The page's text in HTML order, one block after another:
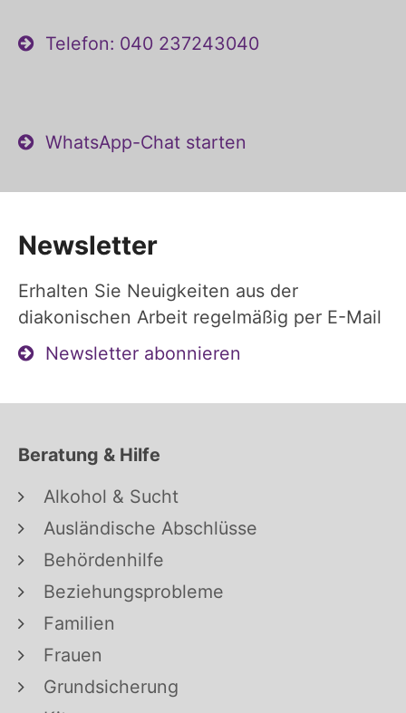
Telefon: 040 237243040
WhatsApp-Chat starten
Newsletter
Erhalten Sie Neuigkeiten aus der
diakonischen Arbeit regelmäßig per E-Mail
Newsletter abonnieren
Beratung & Hilfe
Alkohol & Sucht
Ausländische Abschlüsse
Behördenhilfe
Beziehungsprobleme
Familien
Frauen
Grundsicherung